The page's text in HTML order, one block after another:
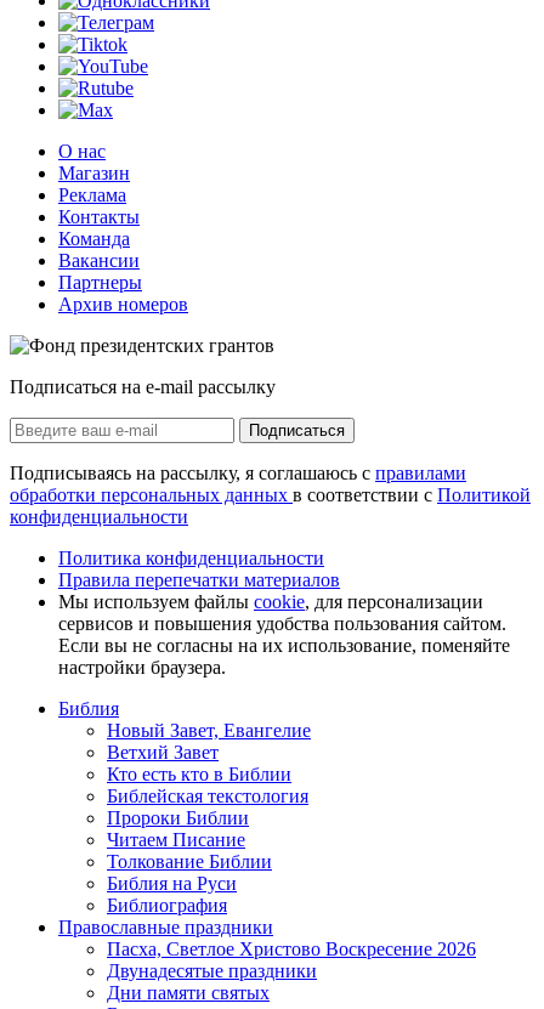
О нас
Магазин
Реклама
Контакты
Команда
Вакансии
Партнеры
Архив номеров
Подписаться на e-mail рассылку
Подписаться
Подписываясь на рассылку, я соглашаюсь с правилами
обработки персональных данных в соответствии с Политикой
конфиденциальности
Политика конфиденциальности
Правила перепечатки материалов
Мы используем файлы cookie, для персонализации
сервисов и повышения удобства пользования сайтом.
Если вы не согласны на их использование, поменяйте
настройки браузера.
Библия
Новый Завет, Евангелие
Ветхий Завет
Кто есть кто в Библии
Библейская текстология
Пророки Библии
Читаем Писание
Толкование Библии
Библия на Руси
Библиография
Православные праздники
Пасха, Светлое Христово Воскресение 2026
Двунадесятые праздники
Дни памяти святых